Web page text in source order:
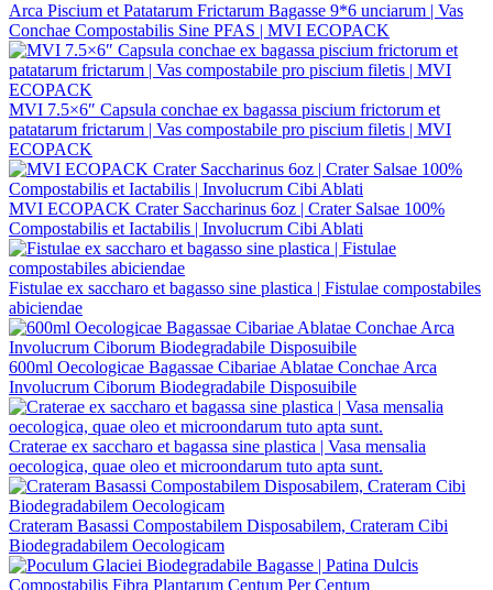
Arca Piscium et Patatarum Frictarum Bagasse 9*6 unciarum | Vas
Conchae Compostabilis Sine PFAS | MVI ECOPACK
MVI 7.5×6″ Capsula conchae ex bagassa piscium frictorum et
patatarum frictarum | Vas compostabile pro piscium filetis | MVI
ECOPACK
MVI ECOPACK Crater Saccharinus 6oz | Crater Salsae 100%
Compostabilis et Iactabilis | Involucrum Cibi Ablati
Fistulae ex saccharo et bagasso sine plastica | Fistulae compostabiles
abiciendae
600ml Oecologicae Bagassae Cibariae Ablatae Conchae Arca
Involucrum Ciborum Biodegradabile Disposuibile
Craterae ex saccharo et bagassa sine plastica | Vasa mensalia
oecologica, quae oleo et microondarum tuto apta sunt.
Crateram Basassi Compostabilem Disposabilem, Crateram Cibi
Biodegradabilem Oecologicam